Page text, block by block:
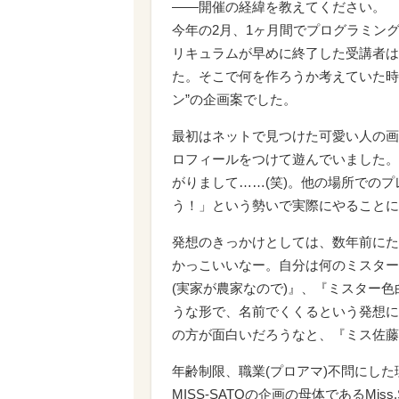
――開催の経緯を教えてください。
今年の2月、1ヶ月間でプログラミン
リキュラムが早めに終了した受講者
た。そこで何を作ろうか考えていた
ン”の企画案でした。
最初はネットで見つけた可愛い人の
ロフィールをつけて遊んでいました
がりまして……(笑)。他の場所でのプ
う！」という勢いで実際にやること
発想のきっかけとしては、数年前に
かっこいいなー。自分は何のミスタ
(実家が農家なので)』、『ミスター
うな形で、名前でくくるという発想
の方が面白いだろうなと、『ミス佐
年齢制限、職業(プロアマ)不問にした
MISS-SATOの企画の母体である